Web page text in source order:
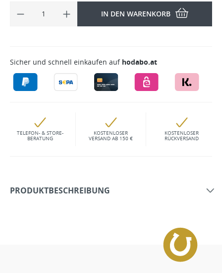
IN DEN WARENKORB
Sicher und schnell einkaufen auf hodabo.at
TELEFON- & STORE-
BERATUNG
KOSTENLOSER
VERSAND AB 150 €
KOSTENLOSER
RÜCKVERSAND
PRODUKTBESCHREIBUNG